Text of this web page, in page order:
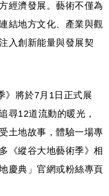
經濟發展。藝術不僅為
結地方文化、產業與觀
入創新能量與發展契
》將於7月1日正式展
尋12道流動的暖光，
土地故事，體驗一場專
《縱谷大地藝術季》相
慶典」官網或粉絲專頁